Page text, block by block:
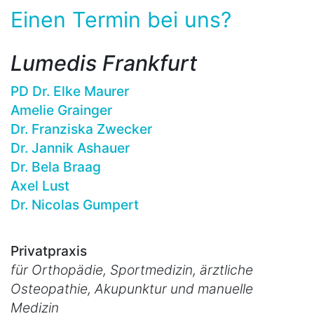
Einen Termin bei uns?
Lumedis Frankfurt
PD Dr. Elke Maurer
Amelie Grainger
Dr. Franziska Zwecker
Dr. Jannik Ashauer
Dr. Bela Braag
Axel Lust
Dr. Nicolas Gumpert
Privatpraxis
für Orthopädie, Sportmedizin, ärztliche
Osteopathie, Akupunktur und manuelle
Medizin